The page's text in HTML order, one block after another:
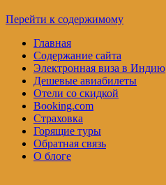
Перейти к содержимому
Главная
Содержание сайта
Электронная виза в Индию
Дешевые авиабилеты
Отели со скидкой
Booking.com
Страховка
Горящие туры
Обратная связь
О блоге